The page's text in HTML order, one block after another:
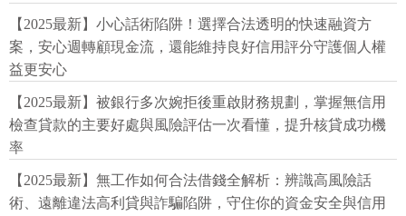
【2025最新】小心話術陷阱！選擇合法透明的快速融資方
案，安心週轉顧現金流，還能維持良好信用評分守護個人權
益更安心
【2025最新】被銀行多次婉拒後重啟財務規劃，掌握無信用
檢查貸款的主要好處與風險評估一次看懂，提升核貸成功機
率
【2025最新】無工作如何合法借錢全解析：辨識高風險話
術、遠離違法高利貸與詐騙陷阱，守住你的資金安全與信用